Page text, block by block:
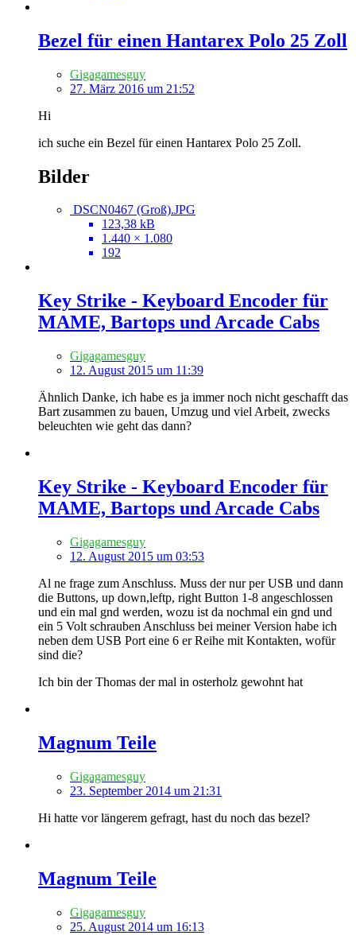
Bezel für einen Hantarex Polo 25 Zoll
Gigagamesguy
27. März 2016 um 21:52
Hi
ich suche ein Bezel für einen Hantarex Polo 25 Zoll.
Bilder
DSCN0467 (Groß).JPG
123,38 kB
1.440 × 1.080
192
Key Strike - Keyboard Encoder für
MAME, Bartops und Arcade Cabs
Gigagamesguy
12. August 2015 um 11:39
Ähnlich Danke, ich habe es ja immer noch nicht geschafft das
Bart zusammen zu bauen, Umzug und viel Arbeit, zwecks
beleuchten wie geht das dann?
Key Strike - Keyboard Encoder für
MAME, Bartops und Arcade Cabs
Gigagamesguy
12. August 2015 um 03:53
Al ne frage zum Anschluss. Muss der nur per USB und dann
die Buttons, up down,leftp, right Button 1-8 angeschlossen
und ein mal gnd werden, wozu ist da nochmal ein gnd und
ein 5 Volt schrauben Anschluss bei meiner Version habe ich
neben dem USB Port eine 6 er Reihe mit Kontakten, wofür
sind die?
Ich bin der Thomas der mal in osterholz gewohnt hat
Magnum Teile
Gigagamesguy
23. September 2014 um 21:31
Hi hatte vor längerem gefragt, hast du noch das bezel?
Magnum Teile
Gigagamesguy
25. August 2014 um 16:13